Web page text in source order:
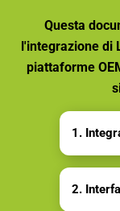
Questa
l'integrazione di
piattaforme
1.
2.